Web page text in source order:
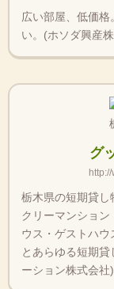
広い部屋、低価格
い。(ホソダ興産
グ
栃木県の短期貸し
クリーマンショ
ウス・ゲストハウ
とあらゆる短期
ーション株式会社)